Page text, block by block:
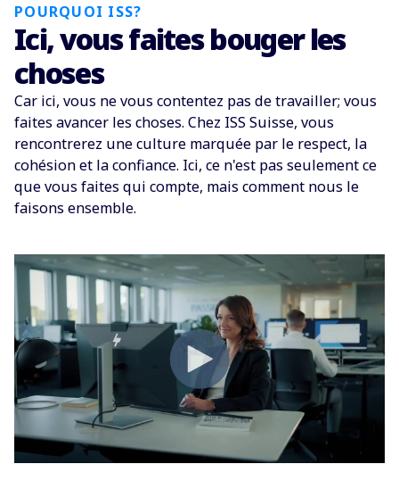
POURQUOI ISS?
Ici, vous faites bouger les
choses
Car ici, vous ne vous contentez pas de travailler; vous
faites avancer les choses. Chez ISS Suisse, vous
rencontrerez une culture marquée par le respect, la
cohésion et la confiance. Ici, ce n'est pas seulement ce
que vous faites qui compte, mais comment nous le
faisons ensemble.